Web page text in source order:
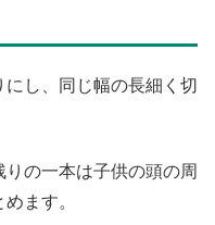
し、同じ幅の長細く切
の一本は子供の頭の周
ます。